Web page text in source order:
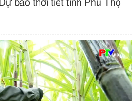
Dự báo thời tiết tỉnh Phú Thọ